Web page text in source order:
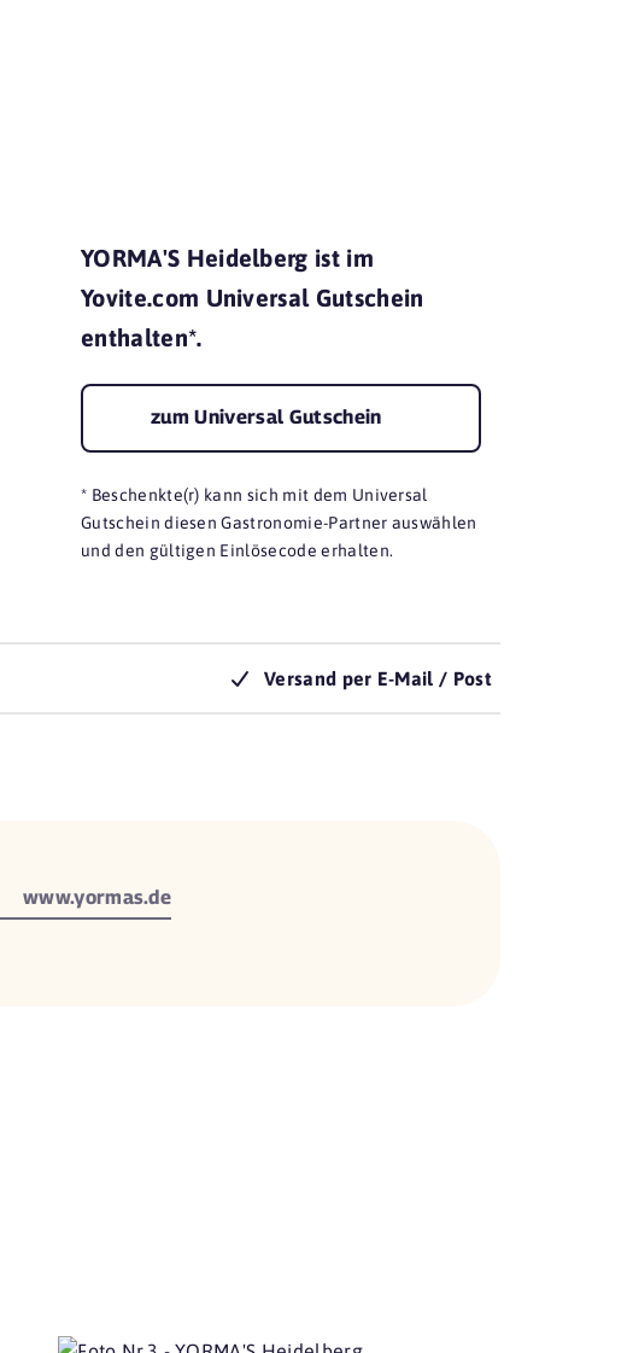
YORMA'S Heidelberg ist im
Yovite.com Universal Gutschein
enthalten*.
zum Universal Gutschein
* Beschenkte(r) kann sich mit dem Universal
Gutschein diesen Gastronomie-Partner auswählen
und den gültigen Einlösecode erhalten.
Versand per E-Mail / Post
www.yormas.de